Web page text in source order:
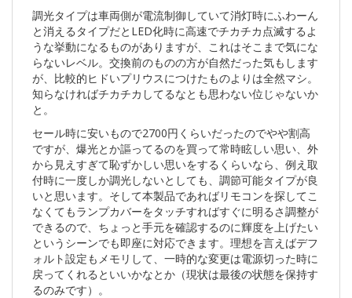
調光タイプは車両側が電流制御していて消灯時にふわーん
と消えるタイプだとLED化時に高速でチカチカ点滅するよ
うな挙動になるものがありますが、これはそこまで気にな
らないレベル。交換前のものの方が自然だった気もします
が、比較的ヒドいプリウスにつけたものよりは全然マシ。
知らなければチカチカしてるなとも思わない位じゃないか
と。
セール時に安いもので2700円くらいだったのでやや割高
ですが、爆光とか謳ってるのを買って常時眩しい思い、外
から見えすぎて恥ずかしい思いをするくらいなら、例え取
付時に一度しか調光しないとしても、調節可能タイプが良
いと思います。そして本製品であればリモコンを探してこ
なくてもランプカバーをタッチすればすぐに明るさ調整が
できるので、ちょっと手元を確認するのに輝度を上げたい
というシーンでも即座に対応できます。理想を言えばデフ
ォルト設定もメモリして、一時的な変更は電源切った時に
戻ってくれるといいかなとか（現状は最後の状態を保持す
るのみです）。